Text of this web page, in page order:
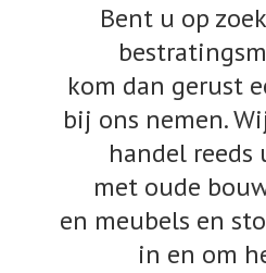
Bent u op
kom dan gerust
bij ons nemen.
handel reeds
met oude
en meubels en
in en om